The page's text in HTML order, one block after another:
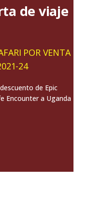
de viaje
POR VENTA
24
de Epic
Encounter a Uganda